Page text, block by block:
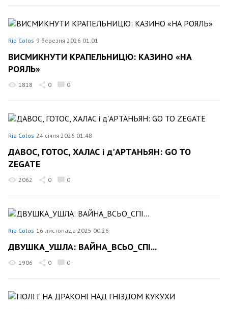
Ria Colos 9 березня 2026 01:01
ВИСМИКНУТИ КРАПЕЛЬНИЦЮ: КАЗИНО «НА
РОЯЛЬ»
1818 0 0
Ria Colos 24 січня 2026 01:48
ДАВОС, ГОТОС, ХАЛАС і д'АРТАНЬЯН: GO TO
ZEGATE
2062 0 0
Ria Colos 16 листопада 2025 00:26
ДВУШКА_УШЛА: ВАЙНА_ВСЬО_СПІ...
1906 0 0